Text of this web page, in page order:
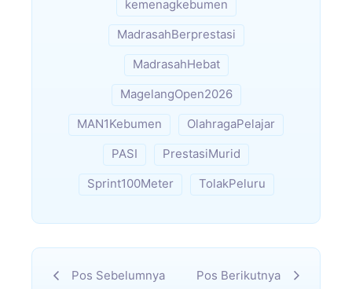
kemenagkebumen
MadrasahBerprestasi
MadrasahHebat
MagelangOpen2026
MAN1Kebumen
OlahragaPelajar
PASI
PrestasiMurid
Sprint100Meter
TolakPeluru
Pos Sebelumnya Pos Berikutnya